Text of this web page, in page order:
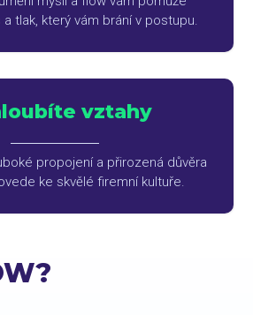
tlak, který vám brání v postupu.
vztahy
propojení a přirozená důvěra
ke skvělé firemní kultuře.